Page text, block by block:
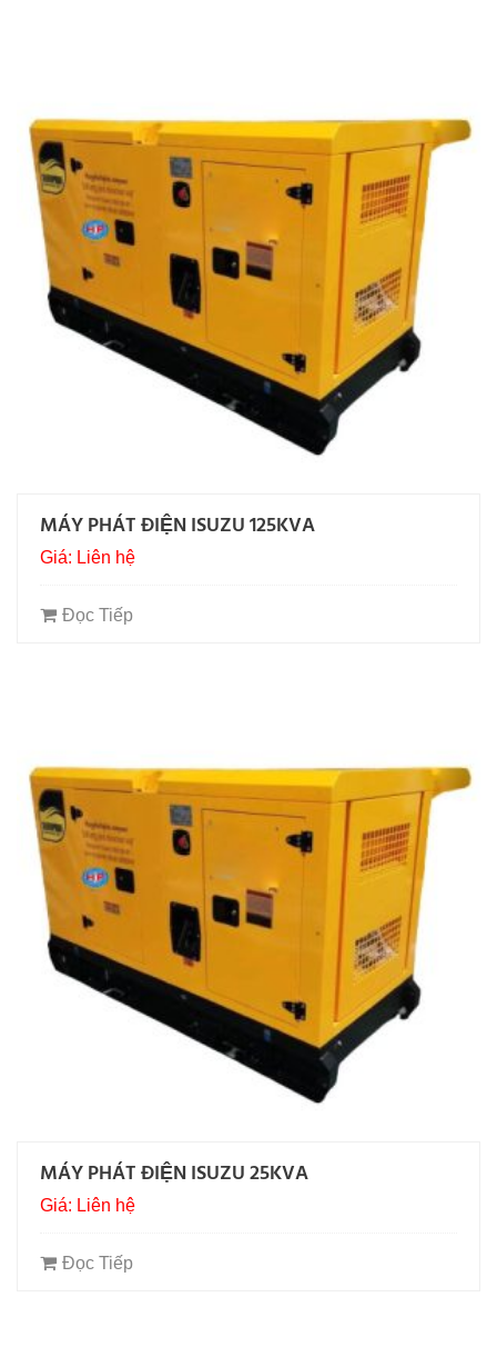
MÁY PHÁT ĐIỆN ISUZU 125KVA
Giá: Liên hệ
Đọc Tiếp
MÁY PHÁT ĐIỆN ISUZU 25KVA
Giá: Liên hệ
Đọc Tiếp